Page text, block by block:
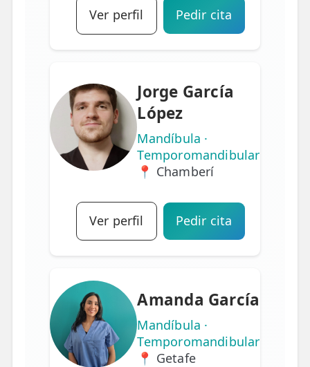
Ver perfil Pedir cita
Jorge García
López
Mandíbula ·
Temporomandibular
📍 Chamberí
Ver perfil Pedir cita
Amanda García
Mandíbula ·
Temporomandibular
📍 Getafe